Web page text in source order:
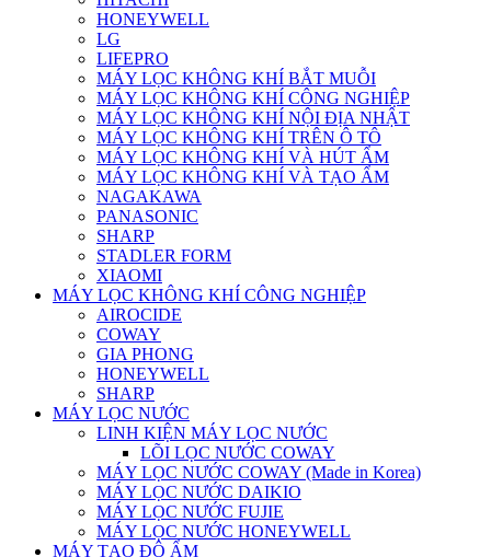
HONEYWELL
LG
LIFEPRO
MÁY LỌC KHÔNG KHÍ BẮT MUỖI
MÁY LỌC KHÔNG KHÍ CÔNG NGHIỆP
MÁY LỌC KHÔNG KHÍ NỘI ĐỊA NHẬT
MÁY LỌC KHÔNG KHÍ TRÊN Ô TÔ
MÁY LỌC KHÔNG KHÍ VÀ HÚT ẨM
MÁY LỌC KHÔNG KHÍ VÀ TẠO ẨM
NAGAKAWA
PANASONIC
SHARP
STADLER FORM
XIAOMI
MÁY LỌC KHÔNG KHÍ CÔNG NGHIỆP
AIROCIDE
COWAY
GIA PHONG
HONEYWELL
SHARP
MÁY LỌC NƯỚC
LINH KIỆN MÁY LỌC NƯỚC
LÕI LỌC NƯỚC COWAY
MÁY LỌC NƯỚC COWAY (Made in Korea)
MÁY LỌC NƯỚC DAIKIO
MÁY LỌC NƯỚC FUJIE
MÁY LỌC NƯỚC HONEYWELL
MÁY TẠO ĐỘ ẨM